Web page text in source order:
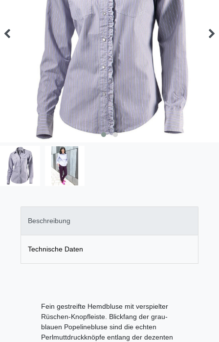
Beschreibung
Technische Daten
Fein gestreifte Hemdbluse mit verspielter
Rüschen-Knopfleiste. Blickfang der grau-
blauen Popelinebluse sind die echten
Perlmuttdruckknöpfe entlang der dezenten